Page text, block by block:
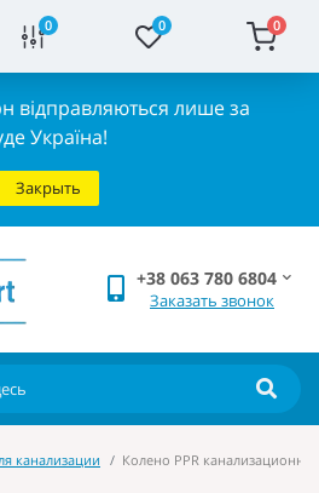
0 0 0
відправляються лише за
Україна!
Закрыть
+38 063 780 6804
Заказать звонок
канализации Колено PPR